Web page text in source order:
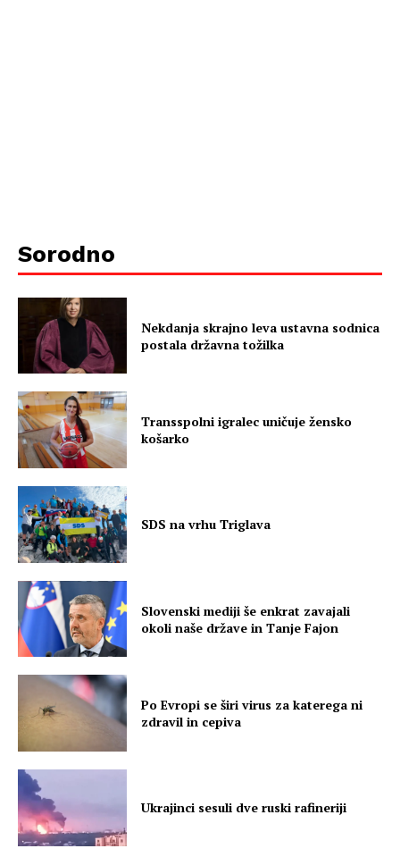
Sorodno
Nekdanja skrajno leva ustavna sodnica
postala državna tožilka
Transspolni igralec uničuje žensko
košarko
SDS na vrhu Triglava
Slovenski mediji še enkrat zavajali
okoli naše države in Tanje Fajon
Po Evropi se širi virus za katerega ni
zdravil in cepiva
Ukrajinci sesuli dve ruski rafineriji